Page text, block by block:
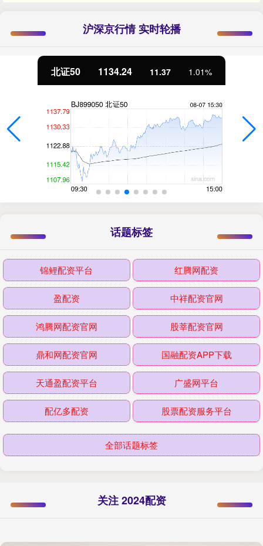
沪深京行情 实时轮播
北证50 1134.24 11.37 1.01%
话题标签
锦鲤配资平台 红腾网配资
盈配资 中祥配资官网
鸿腾网配资官网 股莘配资官网
鼎和网配资官网 国融配资APP下载
天通盈配资平台 广盛网平台
配亿多配资 股票配资服务平台
全部话题标签
关注 2024配资